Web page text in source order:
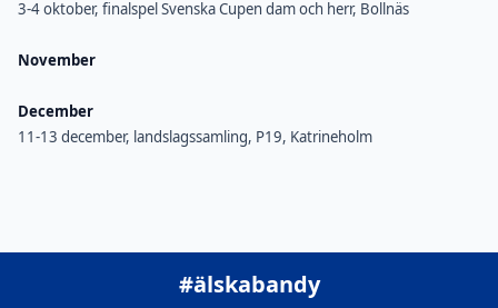
3-4 oktober, finalspel Svenska Cupen dam och herr, Bollnäs
November
December
11-13 december, landslagssamling, P19, Katrineholm
#älskabandy